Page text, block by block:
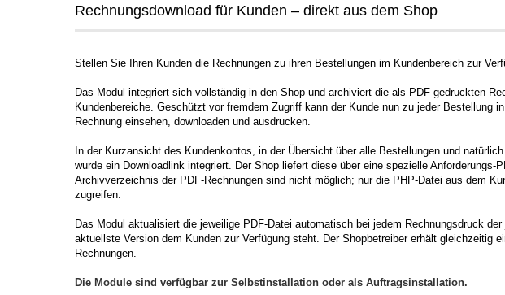
Rechnungsdownload für Kunden – direkt aus dem Shop
Stellen Sie Ihren Kunden die Rechnungen zu ihren Bestellungen im Kundenbereich zur
Das Modul integriert sich vollständig in den Shop und archiviert die als PDF gedruckten
Kundenbereiche. Geschützt vor fremdem Zugriff kann der Kunde nun zu jeder Bestellung
Rechnung einsehen, downloaden und ausdrucken.
In der Kurzansicht des Kundenkontos, in der Übersicht über alle Bestellungen und
wurde ein Downloadlink integriert. Der Shop liefert diese über eine spezielle Anforderungs-
Archivverzeichnis der PDF-Rechnungen sind nicht möglich; nur die PHP-Datei aus dem
zugreifen.
Das Modul aktualisiert die jeweilige PDF-Datei automatisch bei jedem Rechnungsdruck
aktuellste Version dem Kunden zur Verfügung steht. Der Shopbetreiber erhält gleichzeitig
Rechnungen.
Die Module sind verfügbar zur Selbstinstallation oder als Auftragsinstallation.